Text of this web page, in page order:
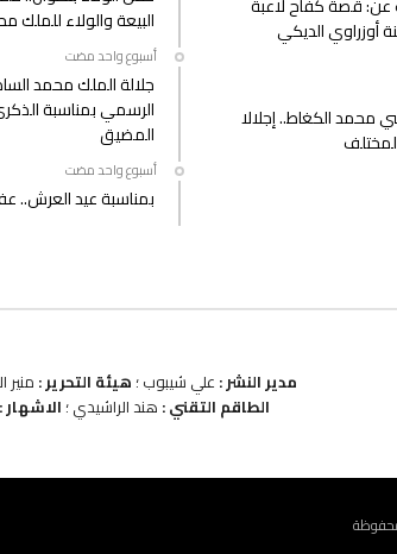
أوزراوي الديكي
محمد الكغاط.. إجلالا
البيعة والولاء
‫‫‫‏‫أسبوع واحد مضت‬
جلالة الملك محمد
المضيق
‫‫‫‏‫أسبوع واحد مضت‬
بمناسبة عيد العرش.. عفو
مدير النشر : علي شيبوب ؛ هيئة التحرير : منير
الطاقم التقني : هند الراشيدي ؛